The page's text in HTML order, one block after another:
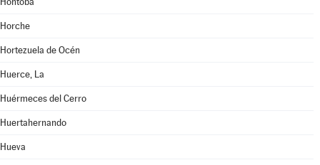
Horche
Hortezuela de Océn
Huerce, La
Huérmeces del Cerro
Huertahernando
Hueva